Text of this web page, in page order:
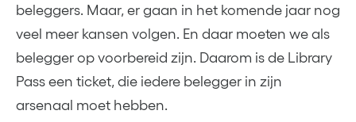
beleggers. Maar, er gaan in het komende jaar nog
veel meer kansen volgen. En daar moeten we als
belegger op voorbereid zijn. Daarom is de Library
Pass een ticket, die iedere belegger in zijn
arsenaal moet hebben.